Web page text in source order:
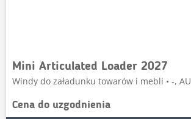
Mini Articulated Loader 2027
Windy do załadunku towarów i mebli • -, AU
Cena do uzgodnienia